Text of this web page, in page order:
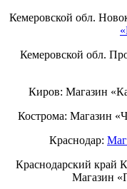
Кемеровской обл.
Кемеровской обл.
Киров: Магазин
Кострома: Магазин
Краснодар:
Краснодарский край
Магазин